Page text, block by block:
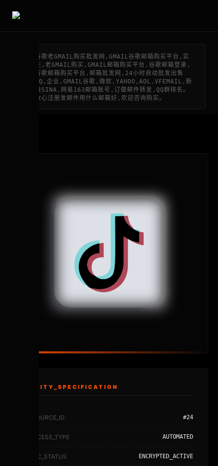
谷歌老GMAIL购买批发网,GMAIL谷歌邮箱购买平台,实
在,老GMAIL购买,GMAIL邮箱购买平台,谷歌邮箱登录,
谷歌邮箱购买平台,邮箱批发网,24小时自动批发出售
QQ,企业,GMAIL谷歌,微软,YAHOO,AOL,VFEMAIL,新
浪SINA,网易163邮箱账号,订做邮件转发,QQ群排名。
收心注册发邮件用什么邮箱好,欢迎咨询购买。
ENTITY_SPECIFICATION
RESOURCE_ID #24
PROCESS_TYPE AUTOMATED
SYNC_STATUS ENCRYPTED_ACTIVE